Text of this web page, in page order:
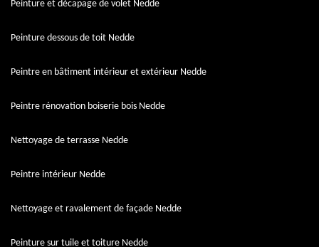
Peinture et décapage de volet Nedde
Peinture dessous de toit Nedde
Peintre en bâtiment intérieur et extérieur Nedde
Peintre rénovation boiserie bois Nedde
Nettoyage de terrasse Nedde
Peintre intérieur Nedde
Nettoyage et ravalement de façade Nedde
Peinture sur tuile et toiture Nedde